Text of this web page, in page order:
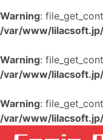
Warning:
/var/www/
Warning:
/var/www/
Warning:
/var/www/